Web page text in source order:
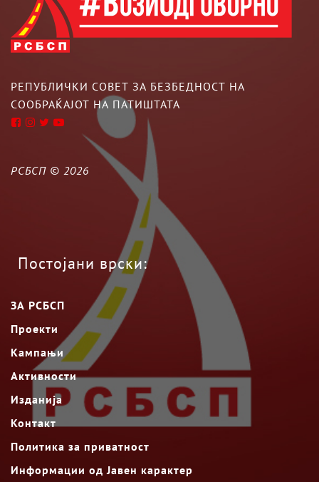
РЕПУБЛИЧКИ СОВЕТ ЗА БЕЗБЕДНОСТ НА
СООБРАЌАЈОТ НА ПАТИШТАТА
РСБСП © 2026
Постојани врски:
ЗА РСБСП
Проекти
Кампањи
Активности
Изданија
Контакт
Политика за приватност
Информации од Јавен карактер